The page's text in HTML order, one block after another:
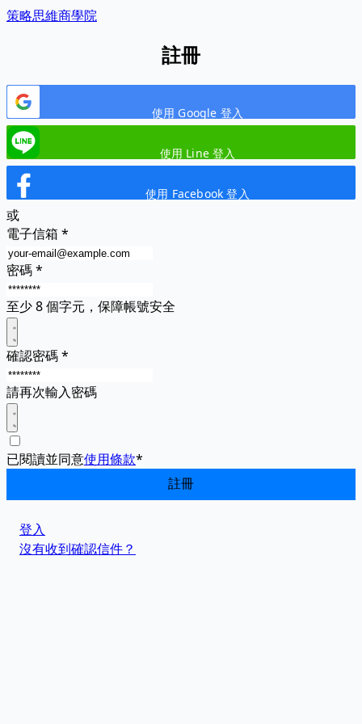
策略思維商學院
註冊
使用 Google 登入
使用 Line 登入
使用 Facebook 登入
或
電子信箱 *
密碼*
至少 8 個字元，保障帳號安全
確認密碼*
請再次輸入密碼
已閱讀並同意使用條款*
登入
沒有收到確認信件？